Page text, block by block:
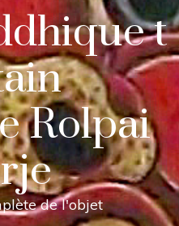
t
Rolpai
de l'objet